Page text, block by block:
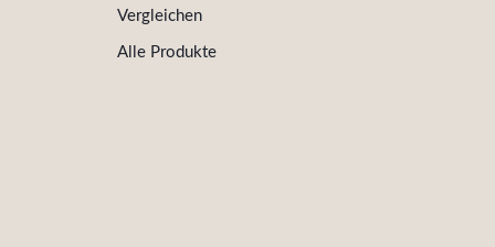
Vergleichen
Alle Produkte